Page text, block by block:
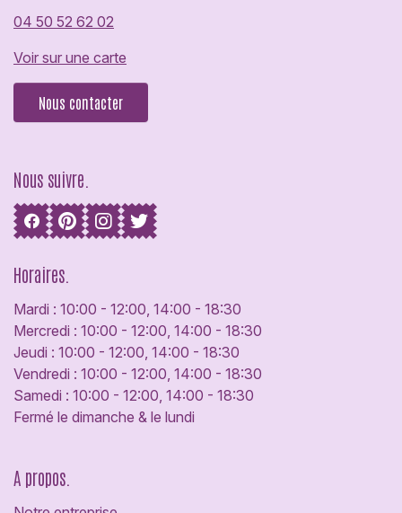
04 50 52 62 02
Voir sur une carte
Nous contacter
Nous suivre.
Horaires.
Mardi : 10:00 - 12:00, 14:00 - 18:30
Mercredi : 10:00 - 12:00, 14:00 - 18:30
Jeudi : 10:00 - 12:00, 14:00 - 18:30
Vendredi : 10:00 - 12:00, 14:00 - 18:30
Samedi : 10:00 - 12:00, 14:00 - 18:30
Fermé le dimanche & le lundi
A propos.